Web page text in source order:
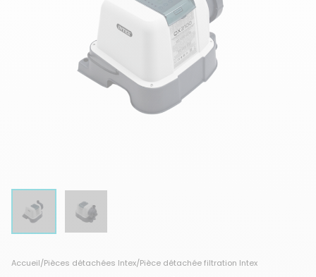
Accueil/Pièces détachées Intex/Pièce détachée filtration Intex